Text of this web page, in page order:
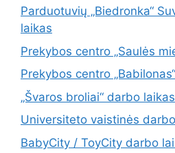
Parduotuvių „Biedronka“
laikas
Prekybos centro „Saulės
Prekybos centro
„Švaros broliai“ darbo laikas
Universiteto vaistinės
BabyCity / ToyCity darbo